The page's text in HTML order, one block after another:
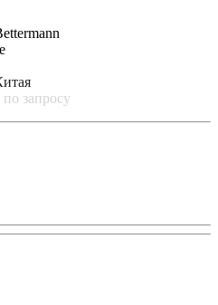
запросу